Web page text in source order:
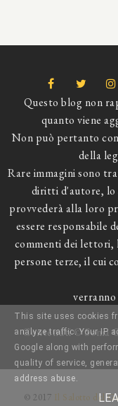
Questo blog non
quanto viene
Non può pertanto
della
Rare immagini sono
diritti d'autore, lo
provvederà alla loro
essere responsabile
commenti dei lettori,
persone terze, il cui
verranno
Contenuti © Sonia
© 2017 Il Salotto del
This site uses cookies
analyze traffic. Your IP
Google along with
quality of service,
address abuse.